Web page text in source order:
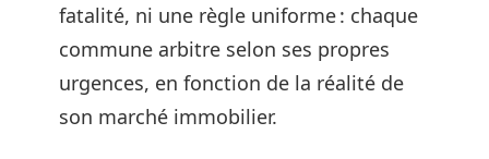
fatalité, ni une règle uniforme : chaque
commune arbitre selon ses propres
urgences, en fonction de la réalité de
son marché immobilier.